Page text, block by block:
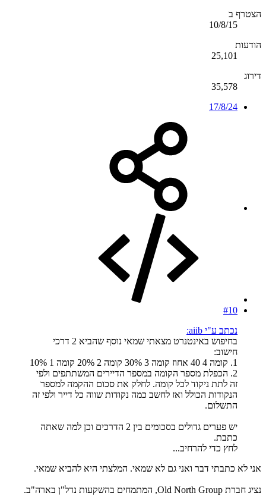
הצטרף ב
10/8/15
הודעות
25,101
דירוג
35,578
17/8/24
#10
נכתב ע"י aiib:
בחיפוש באינטנרט מצאתי שמאי נוסף שהביא 2 דרכי
חישוב:
1. קומה 4 40 אחוז קומה 3 30% קומה 2 20% קומה 1 10%
2. הכפלת מספר הקומה במספר הדיירים המשתתפים ולפי
זה לתת ניקוד לכל קומה. לחלק את סכום ההקמה למספר
הנקודות הכולל ואז לחשב כמה נקודות שווה כל דייר ולפי זה
התשלום.
יש פערים גדולים בסכומים בין 2 הדרכים וכן למה שאתה
כתבת.
לחץ כדי להרחיב...
אני לא כתבתי דבר ואני גם לא שמאי. המלצתי היא להביא שמאי.
נציג חברת Old North Group, המתמחים בהשקעות נדל"ן בארה"ב.